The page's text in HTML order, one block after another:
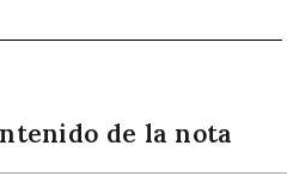
de la nota